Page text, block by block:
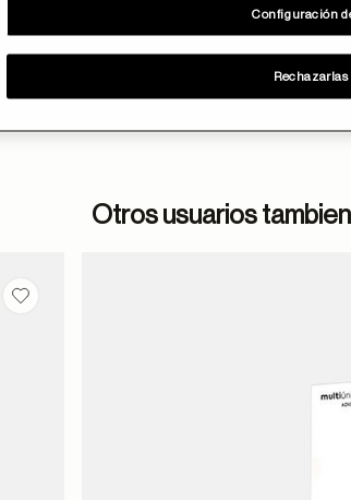
Otros usuarios
Guardar en favoritos
Configuración
Rechazarlas